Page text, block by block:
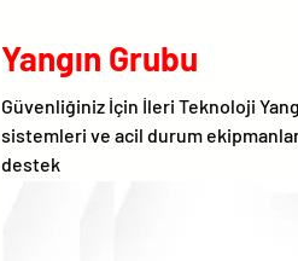
Yangın Grubu
Güvenliğiniz İçin İleri Teknoloji
sistemleri ve acil durum
destek